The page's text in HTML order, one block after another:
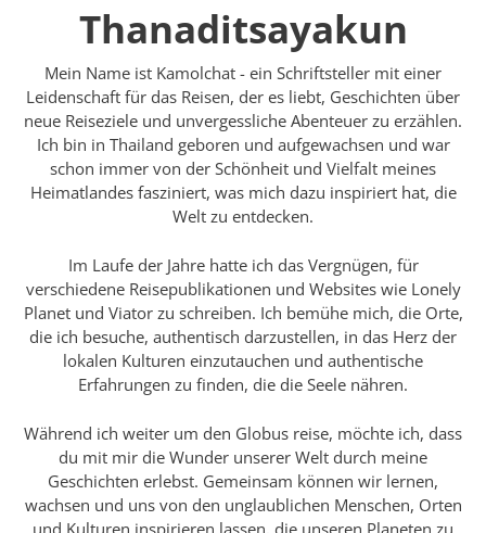
Thanaditsayakun
Mein Name ist Kamolchat - ein Schriftsteller mit einer
Leidenschaft für das Reisen, der es liebt, Geschichten über
neue Reiseziele und unvergessliche Abenteuer zu erzählen.
Ich bin in Thailand geboren und aufgewachsen und war
schon immer von der Schönheit und Vielfalt meines
Heimatlandes fasziniert, was mich dazu inspiriert hat, die
Welt zu entdecken.
Im Laufe der Jahre hatte ich das Vergnügen, für
verschiedene Reisepublikationen und Websites wie Lonely
Planet und Viator zu schreiben. Ich bemühe mich, die Orte,
die ich besuche, authentisch darzustellen, in das Herz der
lokalen Kulturen einzutauchen und authentische
Erfahrungen zu finden, die die Seele nähren.
Während ich weiter um den Globus reise, möchte ich, dass
du mit mir die Wunder unserer Welt durch meine
Geschichten erlebst. Gemeinsam können wir lernen,
wachsen und uns von den unglaublichen Menschen, Orten
und Kulturen inspirieren lassen, die unseren Planeten zu